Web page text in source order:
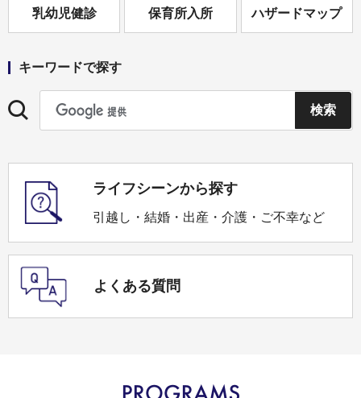
乳幼児健診 保育所入所 ハザードマップ
キーワードで探す
ライフシーンから探す
引越し・結婚・出産・介護・ご不幸など
よくある質問